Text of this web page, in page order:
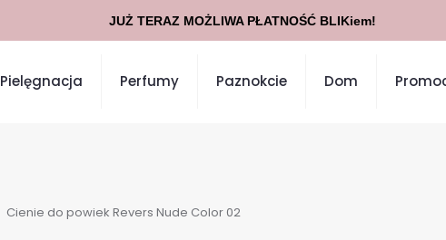
Pielęgnacja Perfumy Paznokcie Dom
Cienie do powiek Revers Nude Color 02
JUŻ TERAZ MOŻLIWA PŁATNOŚĆ BLIKiem!